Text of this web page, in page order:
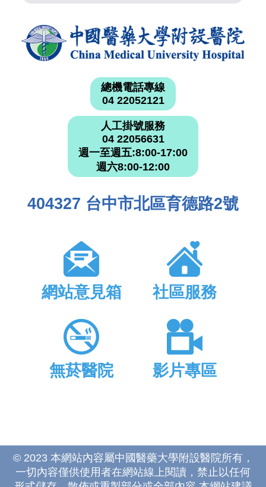
總機電話專線
04 22052121
人工掛號服務
04 22056631
週一至週五:8:00-17:00
週六8:00-12:00
404327 台中市北區育德路2號
網站意見箱 社區服務
無菸醫院 影片專區
© 2023 本網站內容屬中國醫藥大學附設醫院所有，
一切內容僅供使用者在網站線上閱讀，禁止以任何